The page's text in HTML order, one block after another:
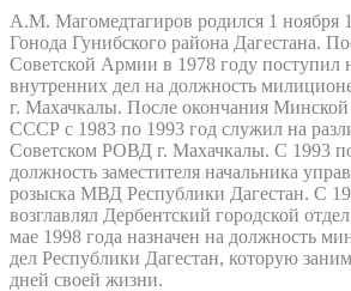
А.М. Магомедтагиров родился 1 ноября
Гонода Гунибского района Дагестана.
Советской Армии в 1978 году поступил
внутренних дел на должность
г. Махачкалы. После окончания
СССР с 1983 по 1993 год служил на
Советском РОВД г. Махачкалы. С 1993
должность заместителя начальника
розыска МВД Республики Дагестан. С
возглавлял Дербентский городской
мае 1998 года назначен на должность
дел Республики Дагестан, которую
дней своей жизни.